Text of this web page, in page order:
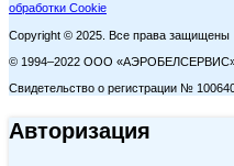
обработки Cookie
Copyright © 2025. Все права защищены
© 1994–2022 ООО
Свидетельство о регистрации №
Авторизация